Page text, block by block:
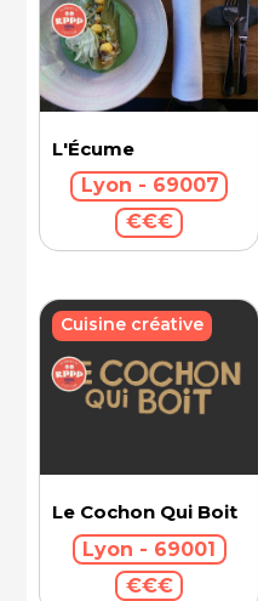
L'Écume
Lyon - 69007
€€€
Le Cochon Qui Boit
Lyon - 69001
€€€
Cuisine créative